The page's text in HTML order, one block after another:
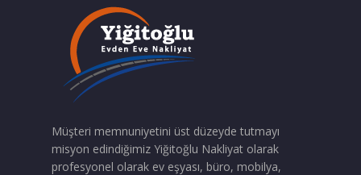
Müşteri memnuniyetini üst düzeyde tutmayı
misyon edindiğimiz Yiğitoğlu Nakliyat olarak
profesyonel olarak ev eşyası, büro, mobilya,